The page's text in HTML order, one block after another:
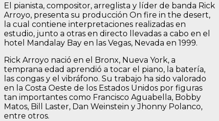
El pianista, compositor, arreglista y líder de banda Rick
Arroyo, presenta su producción On fire in the desert,
la cual contiene interpretaciones realizadas en
estudio, junto a otras en directo llevadas a cabo en el
hotel Mandalay Bay en las Vegas, Nevada en 1999.
Rick Arroyo nació en el Bronx, Nueva York, a
temprana edad aprendió a tocar el piano, la batería,
las congas y el vibráfono. Su trabajo ha sido valorado
en la Costa Oeste de los Estados Unidos por figuras
tan importantes como Francisco Aguabella, Bobby
Matos, Bill Laster, Dan Weinstein y Jhonny Polanco,
entre otros.